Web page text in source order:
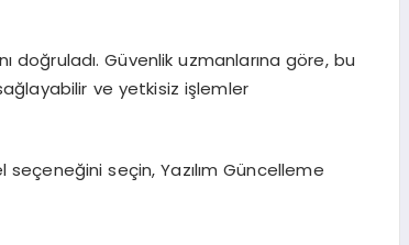
doğruladı. Güvenlik uzmanlarına göre, bu
ve yetkisiz işlemler
seçin, Yazılım Güncelleme